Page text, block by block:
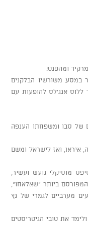
ומהפנט!
במסע משורשיו הבלקנים
ישראל של שנות ה-70-80 , ועד ללוס אנג'לס להופעות עם
של סבו ומשפחתו הענפה
איראן, ואז לישראל ומשם
מוסיקלי גועש ועשיר,
ביותר "שאלאחו",
מערביים לגמרי של נץ
את טובי הגיטריסטים